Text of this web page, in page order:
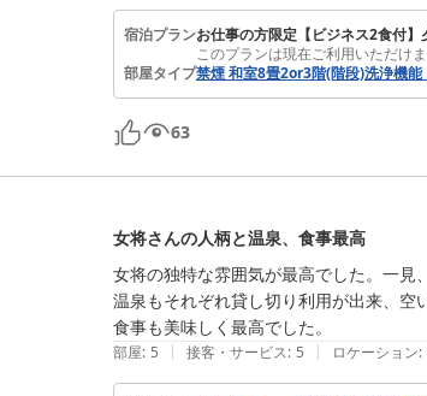
宿泊プランお仕事の方限定【ビジネス2食付
このプランは現在ご利用いただけ
部屋タイプ禁煙 和室8畳2or3階(階段)洗浄機能
63
女将さんの人柄と温泉、食事最高
女将の独特な雰囲気が最高でした。一見
温泉もそれぞれ貸し切り利用が出来、空
食事も美味しく最高でした。
部屋: 5 | 接客・サービス: 5 | ロケーション: